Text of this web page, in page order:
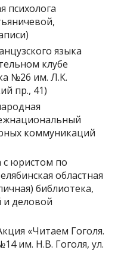
психолога
языка
клубе
№26 им. Л.К.
пр., 41)
коммуникаций
с юристом по
областная
библиотека,
и деловой
«Читаем Гоголя.
им. Н.В. Гоголя, ул.